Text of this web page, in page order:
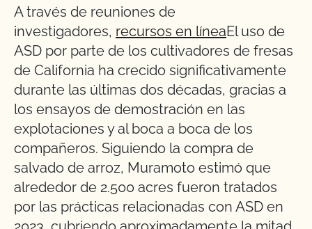
A través de reuniones de
investigadores, recursos en líneaEl uso de
ASD por parte de los cultivadores de fresas
de California ha crecido significativamente
durante las últimas dos décadas, gracias a
los ensayos de demostración en las
explotaciones y al boca a boca de los
compañeros. Siguiendo la compra de
salvado de arroz, Muramoto estimó que
alrededor de 2.500 acres fueron tratados
por las prácticas relacionadas con ASD en